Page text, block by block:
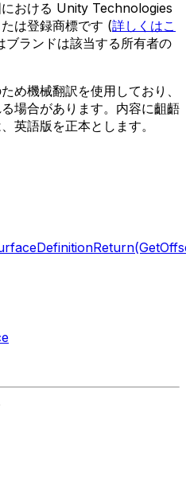
おける Unity Technologies
は登録商標です (詳しくはこ
ブランドは該当する所有者の
め機械翻訳を使用しており、
場合があります。内容に齟齬
英語版を正本とします。